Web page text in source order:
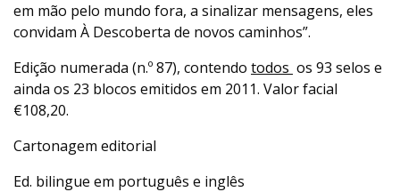
em mão pelo mundo fora, a sinalizar mensagens, eles
convidam À Descoberta de novos caminhos”.
Edição numerada (n.º 87), contendo todos os 93 selos e
ainda os 23 blocos emitidos em 2011. Valor facial
€108,20.
Cartonagem editorial
Ed. bilingue em português e inglês